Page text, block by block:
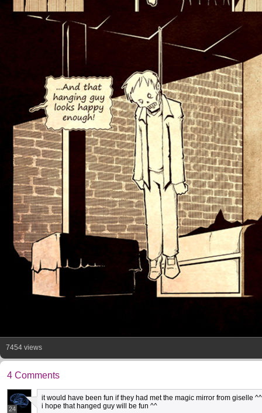
7454 views
4 Comments
24
it would have been fun if they had met the magic mirror from giselle
i hope that hanged guy will be fun ^^